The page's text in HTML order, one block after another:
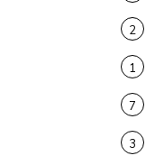
2
1
7
3